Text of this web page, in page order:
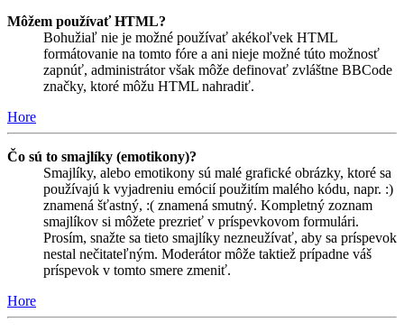
Môžem používať HTML?
Bohužiaľ nie je možné používať akékoľvek HTML
formátovanie na tomto fóre a ani nieje možné túto možnosť
zapnúť, administrátor však môže definovať zvláštne BBCode
značky, ktoré môžu HTML nahradiť.
Hore
Čo sú to smajlíky (emotikony)?
Smajlíky, alebo emotikony sú malé grafické obrázky, ktoré sa
používajú k vyjadreniu emócií použitím malého kódu, napr. :)
znamená šťastný, :( znamená smutný. Kompletný zoznam
smajlíkov si môžete prezrieť v príspevkovom formulári.
Prosím, snažte sa tieto smajlíky nezneužívať, aby sa príspevok
nestal nečitateľným. Moderátor môže taktiež prípadne váš
príspevok v tomto smere zmeniť.
Hore